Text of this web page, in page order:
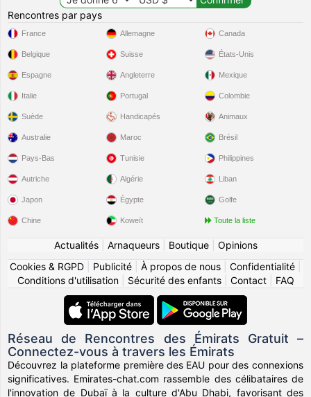
Rencontres par pays
France
Belgique
Espagne
Italie
Suède
Allemagne
Suisse
Angleterre
Portugal
Handicapés
Canada
États-Unis
Mexique
Colombie
Animaux
Australie
Pays-Bas
Autriche
Japon
Chine
Maroc
Tunisie
Algérie
Égypte
Koweït
Brésil
Philippines
Liban
Golfe
Toute la liste
Actualités| Arnaqueurs| Boutique| Opinions
Cookies & RGPD
Publicité À propos de nous Confidentialité
Conditions d'utilisation| Sécurité des enfants| Contact| FAQ
Réseau de Rencontres des Émirats Gratuit –
Connectez-vous à travers les Émirats
Découvrez la plateforme première des EAU pour des connexions
significatives. Emirates-chat.com rassemble des célibataires de
l'innovation de Dubaï à la culture d'Abu Dhabi, favorisant des